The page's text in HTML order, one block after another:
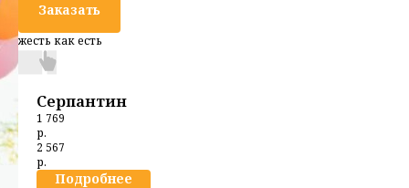
Заказать
жесть как есть
Серпантин
1 769
р.
2 567
р.
Подробнее